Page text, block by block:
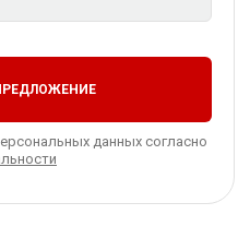
данных согласно